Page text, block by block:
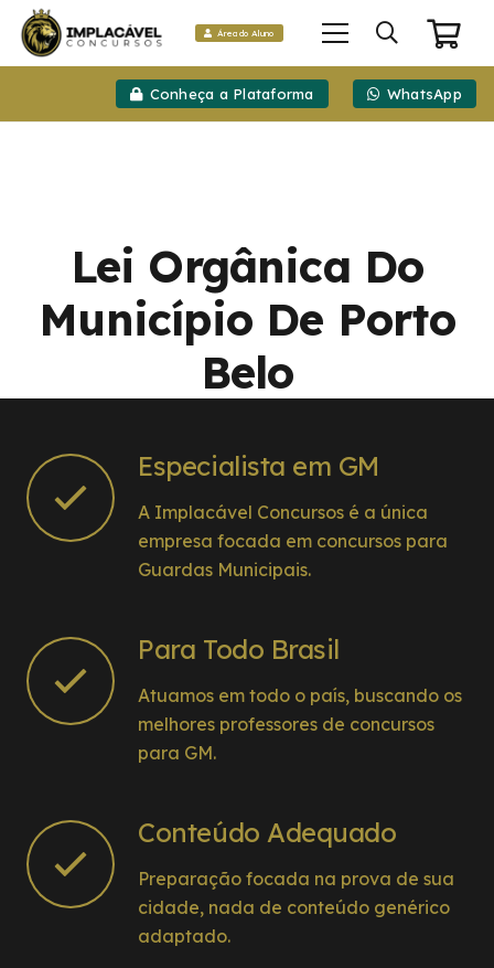
Área do Aluno
Conheça a Plataforma WhatsApp
Lei Orgânica Do
Município De Porto
Belo
Especialista em GM
A Implacável Concursos é a única
empresa focada em concursos para
Guardas Municipais.
Para Todo Brasil
Atuamos em todo o país, buscando os
melhores professores de concursos
para GM.
Conteúdo Adequado
Preparação focada na prova de sua
cidade, nada de conteúdo genérico
adaptado.